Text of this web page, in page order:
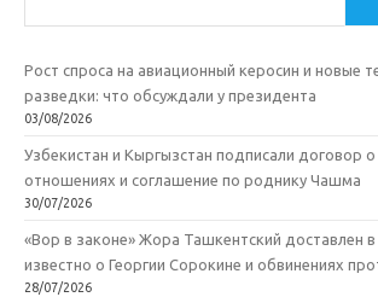
Рост спроса на авиационный керосин и новые
разведки: что обсуждали у президента
03/08/2026
Узбекистан и Кыргызстан подписали договор
отношениях и соглашение по роднику Чашма
30/07/2026
«Вор в законе» Жора Ташкентский доставлен в
известно о Георгии Сорокине и обвинениях
28/07/2026